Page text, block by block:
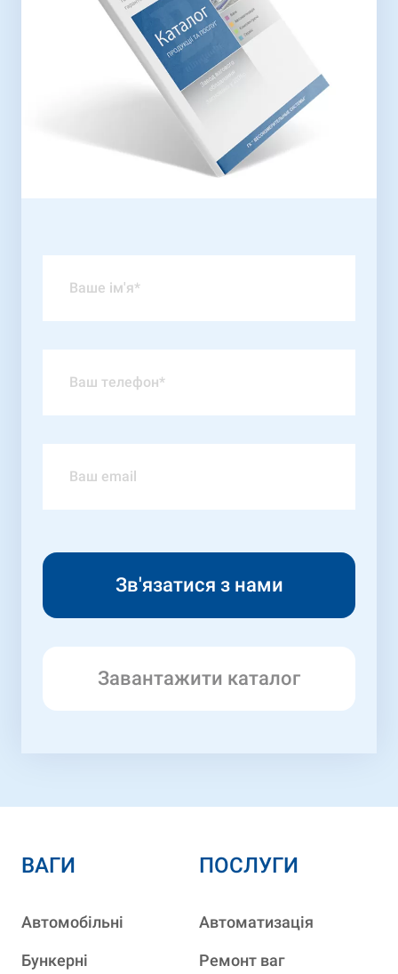
Завантажити каталог
ВАГИ
Автомобільні
Бункерні
ПОСЛУГИ
Автоматизація
Ремонт ваг